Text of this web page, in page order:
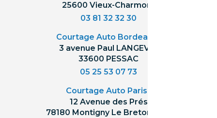
25600 Vieux-Charmont
03 81 32 32 30
Courtage Auto Bordeaux
3 avenue Paul LANGEVIN
33600 PESSAC
05 25 53 07 73
Courtage Auto Paris
12 Avenue des Prés
78180 Montigny Le Bretonneux